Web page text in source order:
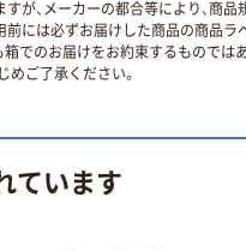
、メーカーの都合等により、商品
には必ずお届けした商品の商品
箱でのお届けをお約束するものでは
ご了承ください。
ています